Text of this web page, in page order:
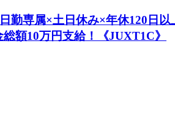
日勤専属×土日休み×年休120日
額10万円支給！《JUXT1C》